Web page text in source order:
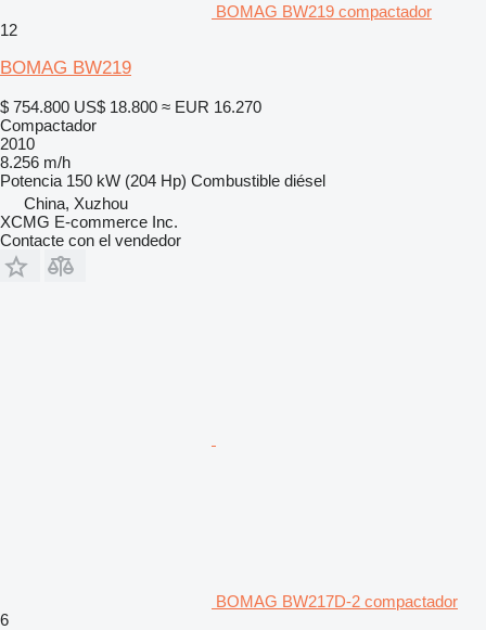
BOMAG BW219 compactador
12
BOMAG BW219
$ 754.800 US$ 18.800 ≈ EUR 16.270
Compactador
2010
8.256 m/h
Potencia 150 kW (204 Hp) Combustible diésel
China, Xuzhou
XCMG E-commerce Inc.
Contacte con el vendedor
BOMAG BW217D-2 compactador
6